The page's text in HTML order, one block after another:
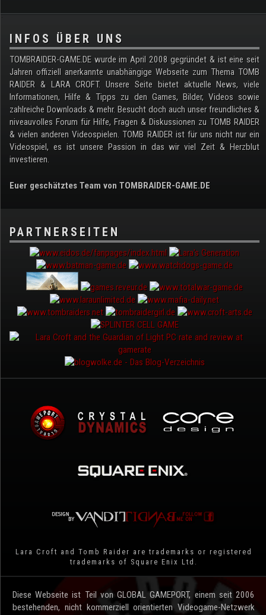
.
INFOS ÜBER UNS
TOMBRAIDER-GAME.DE wurde im April 2008 gegründet & ist eine seit
Jahren offiziell anerkannte unabhängige Webseite zum Thema TOMB
RAIDER & LARA CROFT. Unsere Seite bietet aktuelle News, viele
Informationen, Hilfe & Tipps zu den Games, Bilder, Videos sowie
zahlreiche Downloads & mehr. Besucht doch auch unser freundliches &
niveauvolles Forum für Hilfe, Fragen & Diskussionen zu TOMB RAIDER
& vielen anderen Videospielen. TOMB RAIDER ist für uns nicht nur ein
Videospiel, es ist unsere Passion in das wir viel Zeit & Herzblut
investieren.
Euer geschätztes Team von TOMBRAIDER-GAME.DE
PARTNERSEITEN
Lara Croft and Tomb Raider are trademarks or registered
trademarks of Square Enix Ltd.
Diese Webseite ist Teil von GLOBAL GAMEPORT, einem seit 2006
bestehenden, nicht kommerziell orientierten Videogame-Netzwerk